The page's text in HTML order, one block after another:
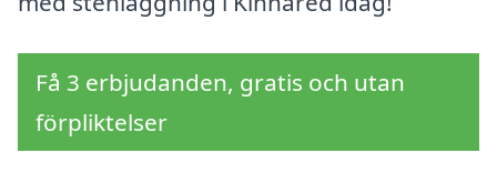
Få 3 erbjudanden, gratis och utan
förpliktelser